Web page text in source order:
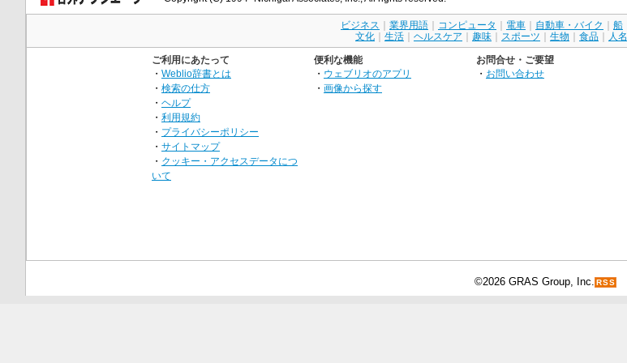
ビジネス 業界用語 コンピュータ 電車 自動車・バイク 船
文化
生活 ヘルスケア 趣味 スポーツ 生物 食品 人名
ご利用にあたって
・ Weblio辞書とは
・ 検索の仕方
・ ヘルプ
・ 利用規約
・ プライバシーポリシー
・ サイトマップ
・ クッキー・アクセスデータにつ
いて
便利な機能
・ ウェブリオのアプリ
・ 画像から探す
お問合せ・ご要望
・ お問い合わせ
©2026 GRAS Group, Inc. RSS